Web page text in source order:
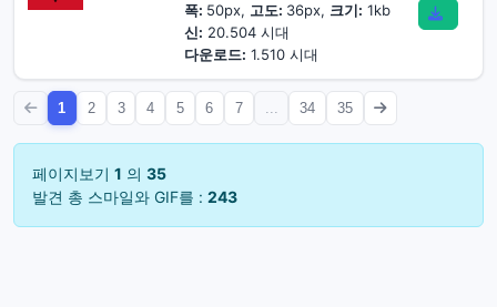
폭: 50px, 고도: 36px, 크기: 1kb
신: 20.504 시대
다운로드: 1.510 시대
1 2 3 4 5 6 7 34 35
페이지보기 1 의 35
발견 총 스마일와 GIF를 : 243